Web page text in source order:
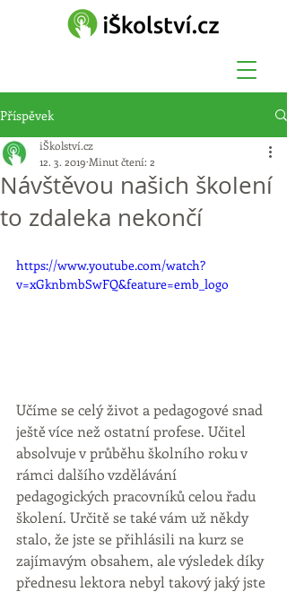
Příspěvek
Návštěvou našich školení
to zdaleka nekončí
iŠkolství.cz
12. 3. 2019 Minut čtení: 2
https://www.youtube.com/watch?
v=xGknbmbSwFQ&feature=emb_logo
Učíme se celý život a pedagogové snad
ještě více než ostatní profese. Učitel
absolvuje v průběhu školního roku v
rámci dalšího vzdělávání
pedagogických pracovníků celou řadu
školení. Určitě se také vám už někdy
stalo, že jste se přihlásili na kurz se
zajímavým obsahem, ale výsledek díky
přednesu lektora nebyl takový jaký jste